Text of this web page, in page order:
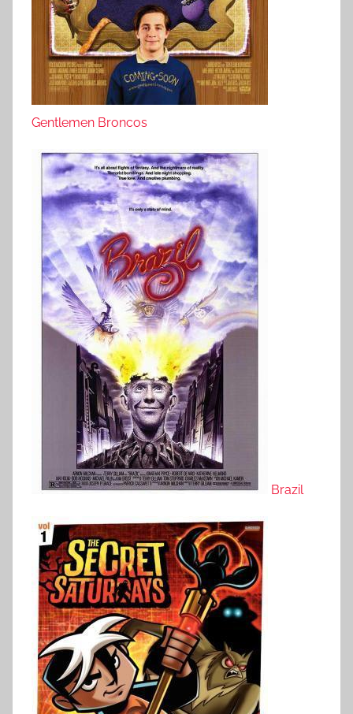
Gentlemen Broncos
Brazil